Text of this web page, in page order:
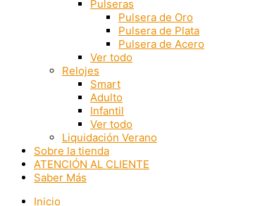
Pulseras
Pulsera de Oro
Pulsera de Plata
Pulsera de Acero
Ver todo
Relojes
Smart
Adulto
Infantil
Ver todo
Liquidación Verano
Sobre la tienda
ATENCIÓN AL CLIENTE
Saber Más
Inicio